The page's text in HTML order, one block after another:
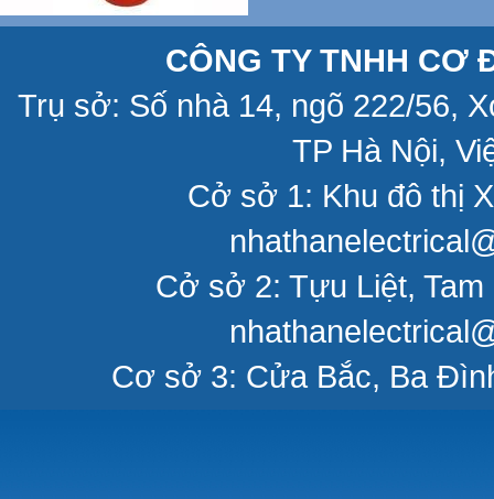
CÔNG TY TNHH CƠ
Trụ sở: Số nhà 14, ngõ 222/56,
TP Hà Nội,
Cở sở 1: Khu đô thị
Cở sở 2: Tựu Liệt,
Cơ sở 3: Cửa Bắc, Ba